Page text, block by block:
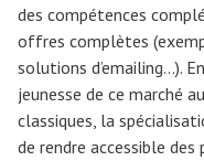
des compétences
offres complètes
solutions d’emailing…).
jeunesse de ce marché
classiques, la
de rendre accessible